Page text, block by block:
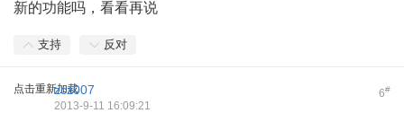
新的功能吗，看看再说
支持 反对
点击重新加载 6#
zcz007
2013-9-11 16:09:21